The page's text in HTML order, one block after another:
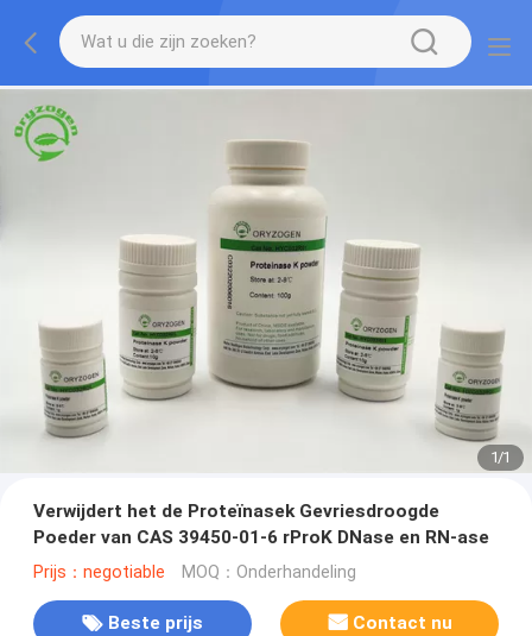
1/1
Verwijdert het de Proteïnasek Gevriesdroogde
Poeder van CAS 39450-01-6 rProK DNase en RN-ase
Prijs：negotiable MOQ：Onderhandeling
Beste prijs Contact nu